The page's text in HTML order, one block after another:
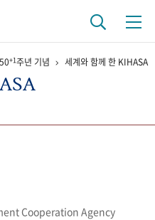
관장
사
50+1주년 기념 세계와 함께 한 KIHASA
Cooperation Agency